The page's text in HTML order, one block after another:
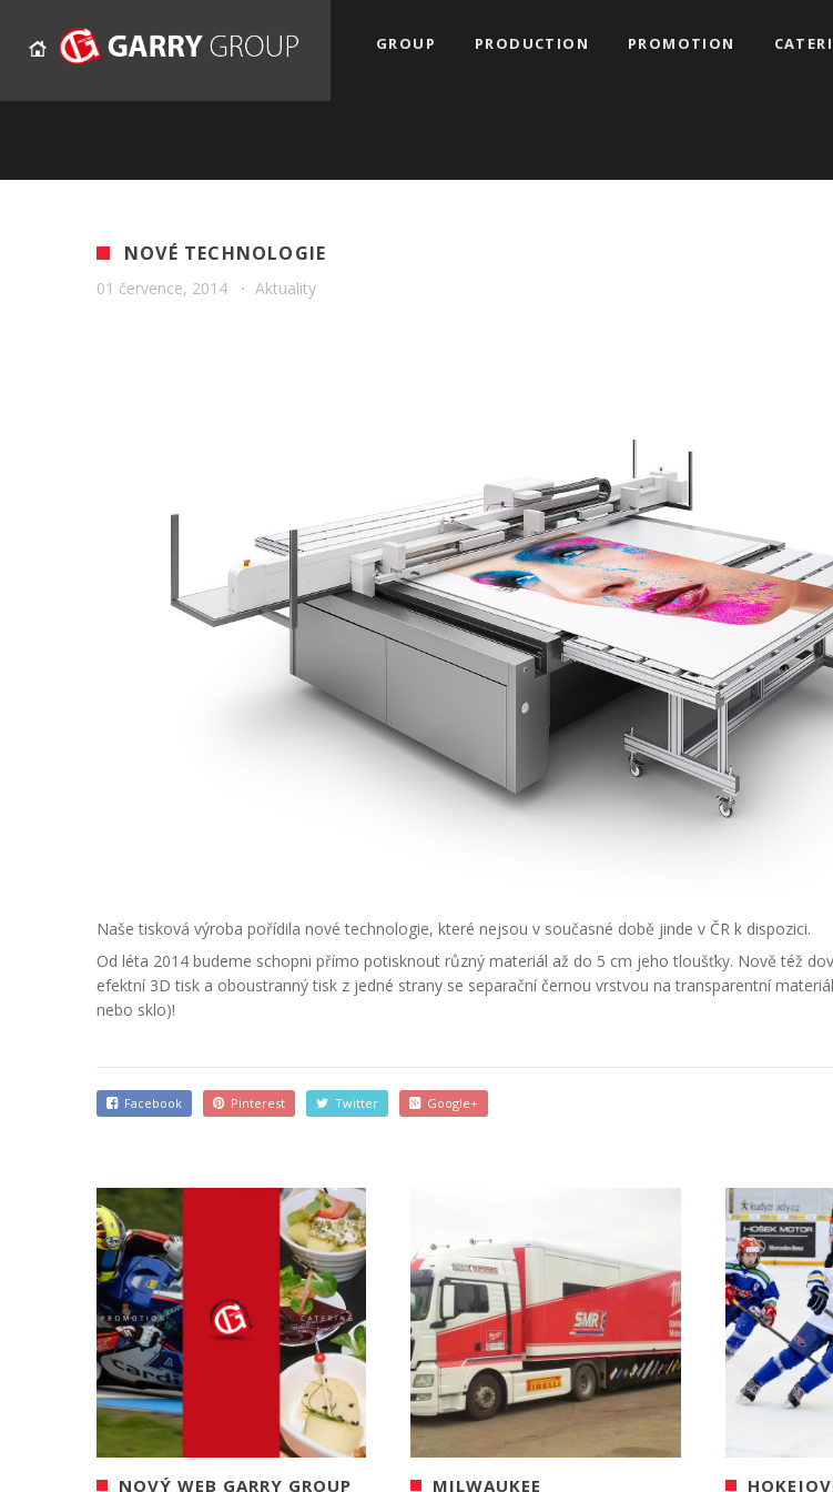
GROUP PRODUCTION PROMOTION
NOVÉ TECHNOLOGIE
01 července, 2014 · Aktuality
Naše tisková výroba pořídila nové technologie, které nejsou v současné době jinde v ČR k dispozici.
Od léta 2014 budeme schopni přímo potisknout různý materiál až do 5 cm jeho tloušťky. Nově též
efektní 3D tisk a oboustranný tisk z jedné strany se separační černou vrstvou na transparentní
nebo sklo)!
Facebook Pinterest Twitter Google+
NOVÝ WEB GARRY GROUP MILWAUKEE